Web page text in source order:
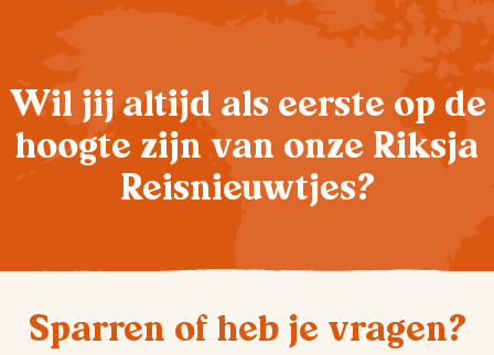
Wil jij altijd als eerste op de
hoogte zijn van onze Riksja
Reisnieuwtjes?
Sparren of heb je vragen?